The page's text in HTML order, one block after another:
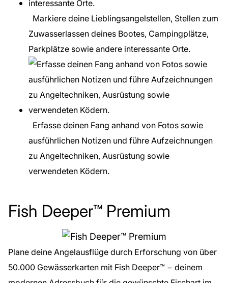
Markiere deine Lieblingsangelstellen, Stellen zum
Zuwasserlassen deines Bootes, Campingplätze,
Parkplätze sowie andere interessante Orte.
Erfasse deinen Fang anhand von Fotos sowie
ausführlichen Notizen und führe Aufzeichnungen
zu Angeltechniken, Ausrüstung sowie
verwendeten Ködern.
Fish Deeper™ Premium
Plane deine Angelausflüge durch Erforschung von über
50.000 Gewässerkarten mit Fish Deeper™ − deinem